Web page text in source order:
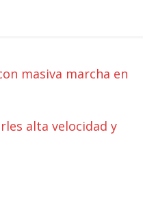
masiva marcha en
alta velocidad y